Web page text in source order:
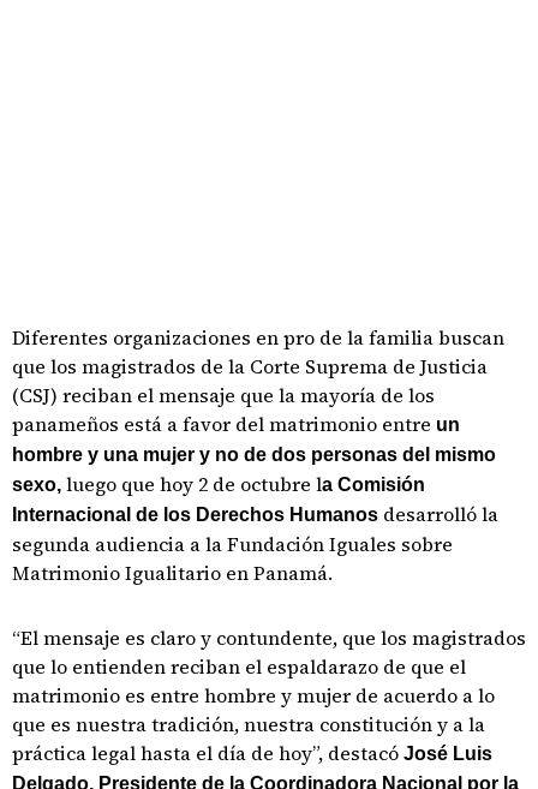
Diferentes organizaciones en pro de la familia buscan
que los magistrados de la Corte Suprema de Justicia
(CSJ) reciban el mensaje que la mayoría de los
panameños está a favor del matrimonio entre un
hombre y una mujer y no de dos personas del mismo
sexo, luego que hoy 2 de octubre la Comisión
Internacional de los Derechos Humanos desarrolló la
segunda audiencia a la Fundación Iguales sobre
Matrimonio Igualitario en Panamá.
“El mensaje es claro y contundente, que los magistrados
que lo entienden reciban el espaldarazo de que el
matrimonio es entre hombre y mujer de acuerdo a lo
que es nuestra tradición, nuestra constitución y a la
práctica legal hasta el día de hoy”, destacó José Luis
Delgado, Presidente de la Coordinadora Nacional por la